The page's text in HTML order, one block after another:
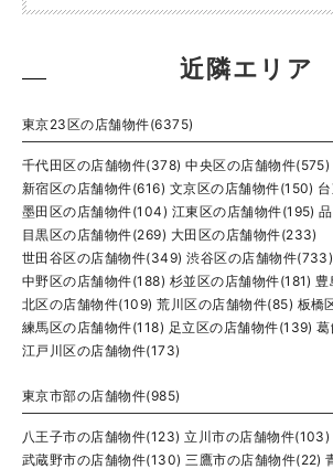
近隣エリア
東京23区の店舗物件(6375)
千代田区の店舗物件(378) 中央区の店舗物件(575)
新宿区の店舗物件(616) 文京区の店舗物件(150)
墨田区の店舗物件(104) 江東区の店舗物件(195)
目黒区の店舗物件(269) 大田区の店舗物件(233)
世田谷区の店舗物件(349) 渋谷区の店舗物件(733)
中野区の店舗物件(188) 杉並区の店舗物件(181) 豊
北区の店舗物件(109) 荒川区の店舗物件(85) 板橋
練馬区の店舗物件(118) 足立区の店舗物件(139)
江戸川区の店舗物件(173)
東京市部の店舗物件(985)
八王子市の店舗物件(123) 立川市の店舗物件(103)
武蔵野市の店舗物件(130) 三鷹市の店舗物件(22)